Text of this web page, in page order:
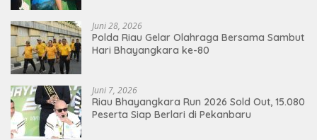
Juni 28, 2026
Polda Riau Gelar Olahraga Bersama Sambut
Hari Bhayangkara ke-80
Juni 7, 2026
Riau Bhayangkara Run 2026 Sold Out, 15.080
Peserta Siap Berlari di Pekanbaru